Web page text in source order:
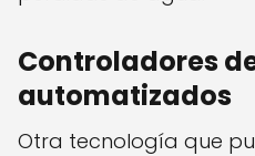
Controladores
automatizados
Otra tecnología que